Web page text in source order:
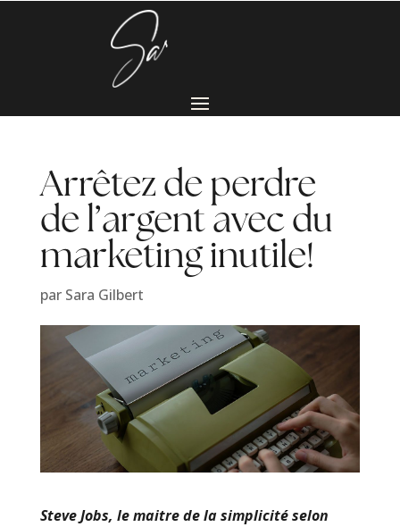
Arrêtez de perdre
de l’argent avec du
marketing inutile!
par Sara Gilbert
Steve Jobs, le maitre de la simplicité selon